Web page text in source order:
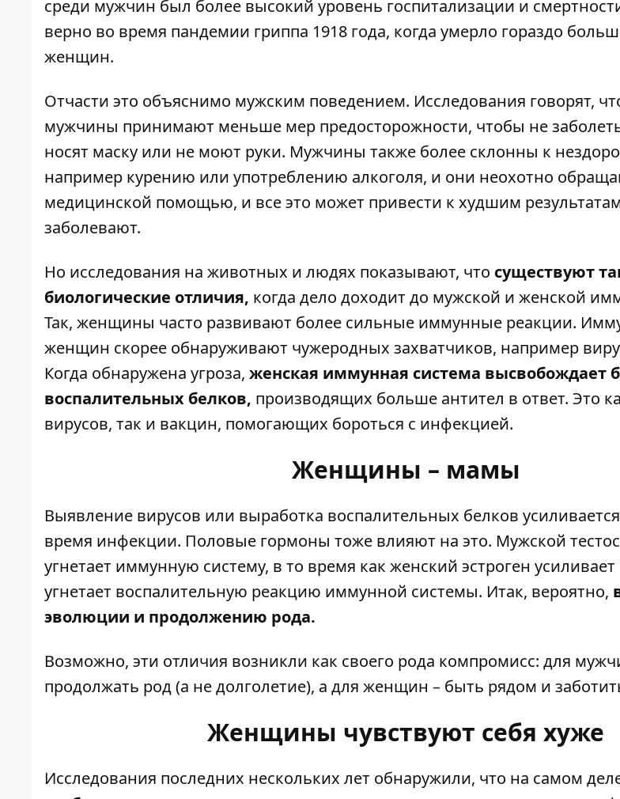
среди мужчин был более высокий уровень госпитализации и
верно во время пандемии гриппа 1918 года, когда умерло гораздо
женщин.
Отчасти это объяснимо мужским поведением. Исследования говорят,
мужчины принимают меньше мер предосторожности, чтобы не
носят маску или не моют руки. Мужчины также более склонны к
например курению или употреблению алкоголя, и они неохотно
медицинской помощью, и все это может привести к худшим
заболевают.
Но исследования на животных и людях показывают, что существуют
биологические отличия, когда дело доходит до мужской и женской
Так, женщины часто развивают более сильные иммунные реакции.
женщин скорее обнаруживают чужеродных захватчиков, например
Когда обнаружена угроза, женская иммунная система высвобождает
воспалительных белков, производящих больше антител в ответ. Это
вирусов, так и вакцин, помогающих бороться с инфекцией.
Женщины – мамы
Выявление вирусов или выработка воспалительных белков
время инфекции. Половые гормоны тоже влияют на это. Мужской
угнетает иммунную систему, в то время как женский эстроген усиливает
угнетает воспалительную реакцию иммунной системы. Итак, вероятно,
эволюции и продолжению рода.
Возможно, эти отличия возникли как своего рода компромисс: для
продолжать род (а не долголетие), а для женщин – быть рядом и
Женщины чувствуют себя хуже
Исследования последних нескольких лет обнаружили, что на самом